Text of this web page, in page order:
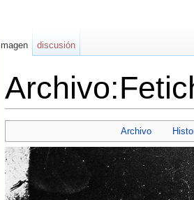
Archivo
Imagen discusión